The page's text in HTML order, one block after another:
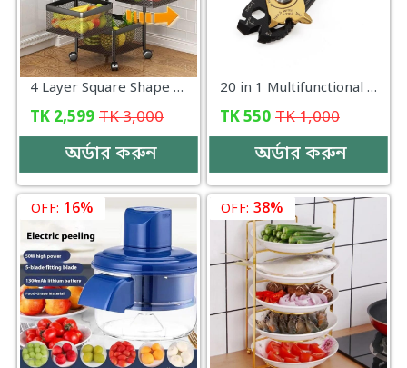
4 Layer Square Shape Kitchen Rack
TK 2,599 TK3,000
অর্ডার করুন
20 in 1 Multifunctional Wrench Kits Outdoor Emergency Survival Pocket EDC Tools Keychain Bottle Opener Nail Puller Screwdriver-000010
TK550 TK1,000
অর্ডার করুন
OFF: 16% OFF: 38%